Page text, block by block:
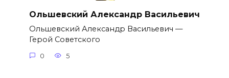
Ольшевский Александр Васильевич
Ольшевский Александр Васильевич —
Герой Советского
0 5